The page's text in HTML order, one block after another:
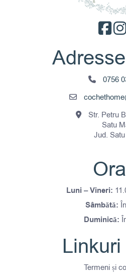
0756
Str. Petru
Satu
Jud.
Luni – Vineri:
Sâmbătă:
Duminică:
Termeni și